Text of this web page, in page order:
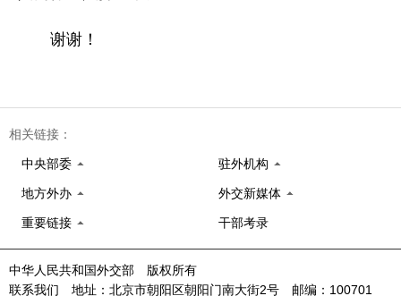
谢谢！
相关链接：
中央部委 驻外机构
地方外办 外交新媒体
重要链接 干部考录
中华人民共和国外交部 版权所有
联系我们 地址：北京市朝阳区朝阳门南大街2号 邮编：100701